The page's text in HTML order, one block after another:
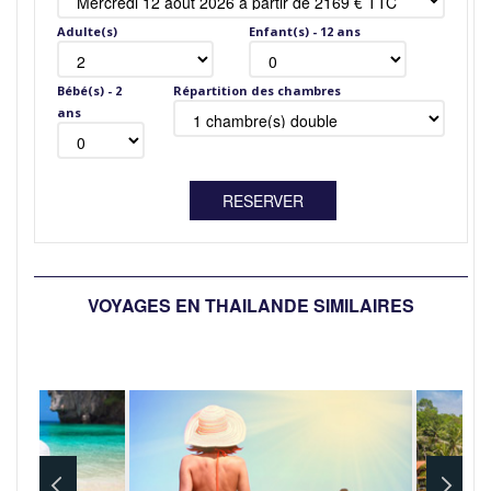
Adulte(s) Enfant(s) - 12 ans
Bébé(s) - 2
ans
Répartition des chambres
VOYAGES EN THAILANDE SIMILAIRES